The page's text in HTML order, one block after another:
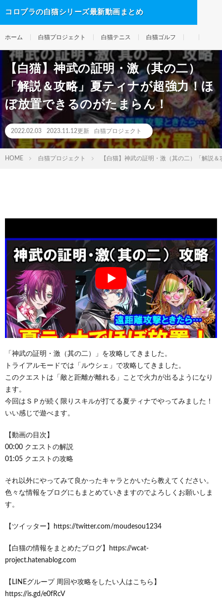
コロプラの白猫シリーズ最新動画まとめ
ホーム 白猫プロジェクト 白猫テニス 白猫ゴルフ
【白猫】神武の証明・激（其の二）
「解説＆攻略」夏ティナが超強力！ほ
ぼ放置できるのがたまらん！
2022.02.03 2023.11.12更新 白猫プロジェクト
HOME 白猫プロジェクト 【白猫】神武の証明・激（其の二）「解説
「神武の証明・激（其の二）」を攻略してきました。
トライアルモードでは「ルウシェ」で攻略してきました。
このクエストは「敵と距離が離れる」ことで火力が出るようになり
ます。
今回はＳＰが続く限りスキルが打てる夏ティナでやってみました！
いい感じで遊べます。
【動画の目次】
00:00 クエストの解説
01:05 クエストの攻略
それ以外にやってみて良かったキャラとかいたら教えてください。
色々な情報をブログにもまとめていきますのでよろしくお願いしま
す。
【ツイッター】https://twitter.com/moudesou1234
【白猫の情報をまとめたブログ】https://wcat-
project.hatenablog.com
【LINEグループ 周回や攻略をしたい人はこちら】
https://is.gd/e0fRcV